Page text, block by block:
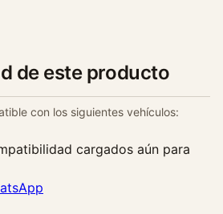
de este producto
con los siguientes vehículos:
cargados aún para